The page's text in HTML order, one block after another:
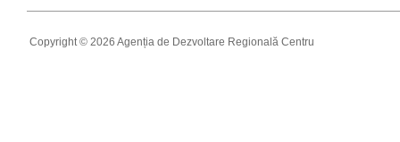
Copyright © 2026 Agenția de Dezvoltare Regională Centru